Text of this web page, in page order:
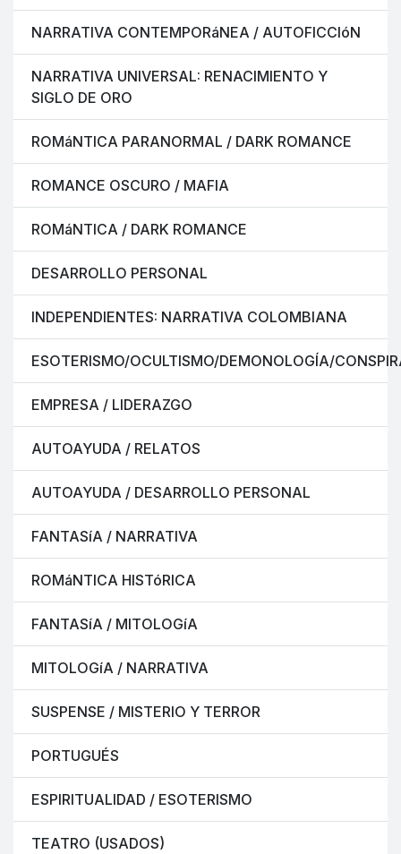
NARRATIVA CONTEMPORáNEA / AUTOFICCIóN
NARRATIVA UNIVERSAL: RENACIMIENTO Y
SIGLO DE ORO
ROMáNTICA PARANORMAL / DARK ROMANCE
ROMANCE OSCURO / MAFIA
ROMáNTICA / DARK ROMANCE
DESARROLLO PERSONAL
INDEPENDIENTES: NARRATIVA COLOMBIANA
ESOTERISMO/OCULTISMO/DEMONOLOGÍA/
EMPRESA / LIDERAZGO
AUTOAYUDA / RELATOS
AUTOAYUDA / DESARROLLO PERSONAL
FANTASíA / NARRATIVA
ROMáNTICA HISTóRICA
FANTASíA / MITOLOGíA
MITOLOGíA / NARRATIVA
SUSPENSE / MISTERIO Y TERROR
PORTUGUÉS
ESPIRITUALIDAD / ESOTERISMO
TEATRO (USADOS)